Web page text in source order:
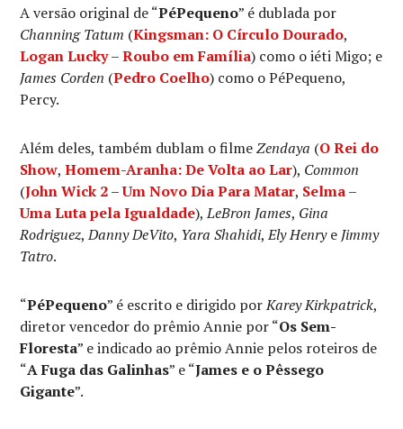
A versão original de “PéPequeno” é dublada por
Channing Tatum (Kingsman: O Círculo Dourado,
Logan Lucky – Roubo em Família) como o iéti Migo; e
James Corden (Pedro Coelho) como o PéPequeno,
Percy.
Além deles, também dublam o filmeZendaya (O Rei do
Show,Homem-Aranha: De Volta ao Lar), Common
(John Wick 2 – Um Novo Dia Para Matar, Selma –
Uma Luta pela Igualdade),LeBron James, Gina
Rodriguez,Danny DeVito, Yara Shahidi,Ely Henrye Jimmy
Tatro.
“PéPequeno” é escrito e dirigido porKarey Kirkpatrick,
diretor vencedor do prêmio Annie por “Os Sem-
Floresta” e indicado ao prêmio Annie pelos roteiros de
“A Fuga das Galinhas” e “James e o Pêssego
Gigante”.